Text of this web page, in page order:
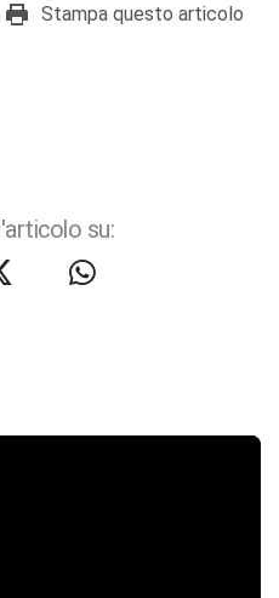
Stampa questo articolo
su: